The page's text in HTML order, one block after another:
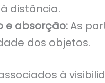
distância.
e absorção: As
dos objetos.
à